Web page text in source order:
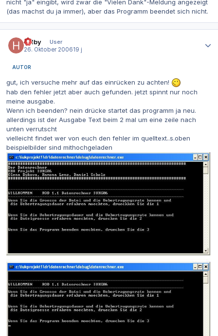
nicht "ja" eingibt, wird zwar die "Vielen Dank"-Meldung angezeigt
(das machst du ja immer), aber das Programm beendet sich nicht.
helby
User
26. Oktober 200619 j
AUTOR
gut, ich versuche mehr auf das einrücken zu achten!
hab den fehler jetzt aber auch gefunden. jetzt spinnt nur noch
meine ausgabe.
Wenn ich beenden? nein drücke startet das programm ja neu.
allerdings ist der Ausgabe Text beim 2 mal um eine zeile nach
unten verrutscht
vielleicht findet wer von euch den fehler im quelltext..s.oben
beispielbilder sind mithochgeladen